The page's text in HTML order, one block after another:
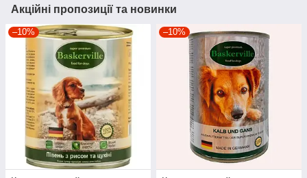
Акційні пропозиції та новинки
–10% –10%